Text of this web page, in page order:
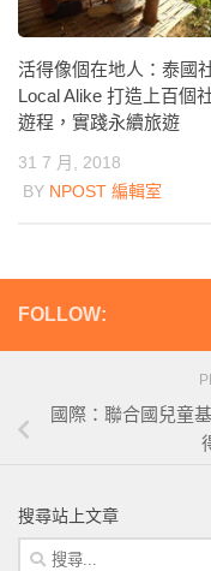
活得像個在地人：泰國
Local Alike 打造上百個
遊程，實踐永續旅遊
31 7 月, 2018
BY NPOST 編輯室
FOLLOW:
國際：聯合國兒童
搜尋站上文章
搜